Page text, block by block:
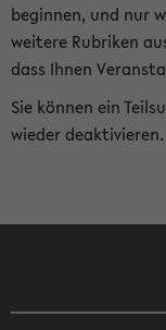
beginnen, und nur
weitere Rubriken
dass Ihnen
Sie können ein
wieder deaktivieren.